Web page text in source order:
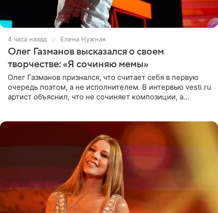
4 часа назад Елена Нужная
Олег Газманов высказался о своем
творчестве: «Я сочиняю мемы»
Олег Газманов признался, что считает себя в первую
очередь поэтом, а не исполнителем. В интервью vesti.ru
артист объяснил, что не сочиняет композиции, а